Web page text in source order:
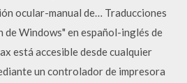
ocular-manual de… Traducciones
de Windows" en español-inglés de
está accesible desde cualquier
un controlador de impresora